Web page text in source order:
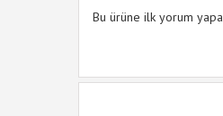
Bu ürüne ilk yorum